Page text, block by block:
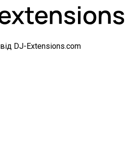
від DJ-Extensions.com